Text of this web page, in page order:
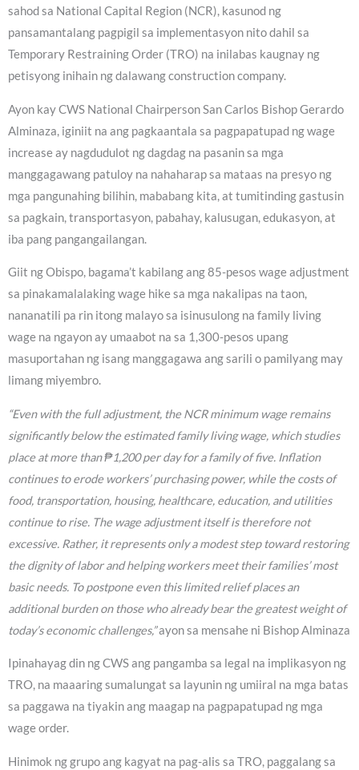
sahod sa National Capital Region (NCR), kasunod ng
pansamantalang pagpigil sa implementasyon nito dahil sa
Temporary Restraining Order (TRO) na inilabas kaugnay ng
petisyong inihain ng dalawang construction company.
Ayon kay CWS National Chairperson San Carlos Bishop Gerardo
Alminaza, iginiit na ang pagkaantala sa pagpapatupad ng wage
increase ay nagdudulot ng dagdag na pasanin sa mga
manggagawang patuloy na nahaharap sa mataas na presyo ng
mga pangunahing bilihin, mababang kita, at tumitinding gastusin
sa pagkain, transportasyon, pabahay, kalusugan, edukasyon, at
iba pang pangangailangan.
Giit ng Obispo, bagama’t kabilang ang 85-pesos wage adjustment
sa pinakamalalaking wage hike sa mga nakalipas na taon,
nananatili pa rin itong malayo sa isinusulong na family living
wage na ngayon ay umaabot na sa 1,300-pesos upang
masuportahan ng isang manggagawa ang sarili o pamilyang may
limang miyembro.
“Even with the full adjustment, the NCR minimum wage remains
significantly below the estimated family living wage, which studies
place at more than ₱1,200 per day for a family of five. Inflation
continues to erode workers’ purchasing power, while the costs of
food, transportation, housing, healthcare, education, and utilities
continue to rise. The wage adjustment itself is therefore not
excessive. Rather, it represents only a modest step toward restoring
the dignity of labor and helping workers meet their families’ most
basic needs. To postpone even this limited relief places an
additional burden on those who already bear the greatest weight of
today’s economic challenges,”ayon sa mensahe ni Bishop Alminaza
Ipinahayag din ng CWS ang pangamba sa legal na implikasyon ng
TRO, na maaaring sumalungat sa layunin ng umiiral na mga batas
sa paggawa na tiyakin ang maagap na pagpapatupad ng mga
wage order.
Hinimok ng grupo ang kagyat na pag-alis sa TRO, paggalang sa